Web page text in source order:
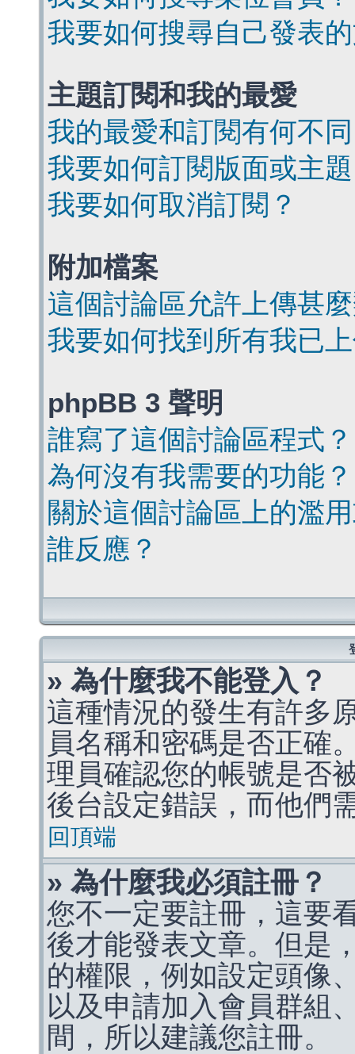
我要如何搜尋自己發表
主題訂閱和我的最愛
我的最愛和訂閱有何不
我要如何訂閱版面或主
我要如何取消訂閱？
附加檔案
這個討論區允許上傳甚
我要如何找到所有我已
phpBB 3 聲明
誰寫了這個討論區程式？
為何沒有我需要的功能？
關於這個討論區上的濫
誰反應？
» 為什麼我不能登入？
這種情況的發生有許多
員名稱和密碼是否正確
理員確認您的帳號是否
後台設定錯誤，而他們
回頂端
» 為什麼我必須註冊？
您不一定要註冊，這要
後才能發表文章。但是
的權限，例如設定頭像
以及申請加入會員群組
間，所以建議您註冊。